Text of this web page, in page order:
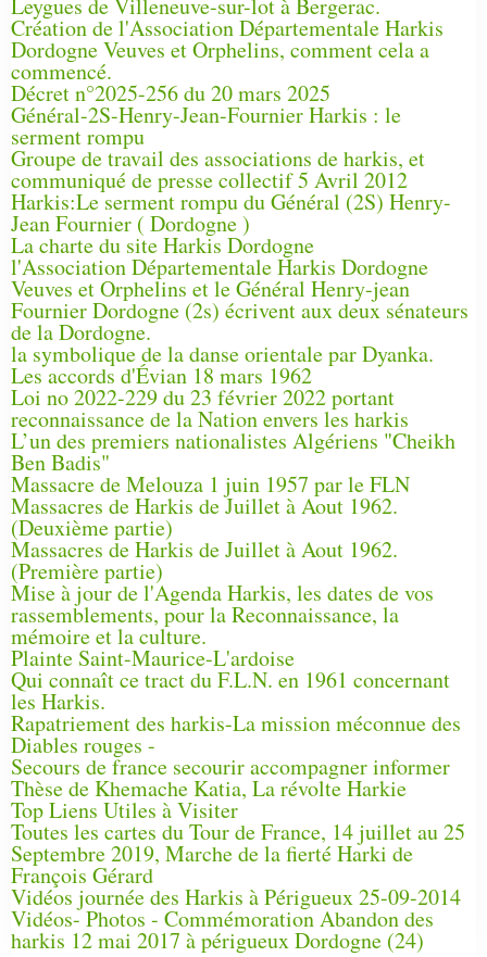
Leygues de Villeneuve-sur-lot à Bergerac.
Création de l'Association Départementale Harkis
Dordogne Veuves et Orphelins, comment cela a
commencé.
Décret n°2025-256 du 20 mars 2025
Général-2S-Henry-Jean-Fournier Harkis : le
serment rompu
Groupe de travail des associations de harkis, et
communiqué de presse collectif 5 Avril 2012
Harkis:Le serment rompu du Général (2S) Henry-
Jean Fournier ( Dordogne )
La charte du site Harkis Dordogne
l'Association Départementale Harkis Dordogne
Veuves et Orphelins et le Général Henry-jean
Fournier Dordogne (2s) écrivent aux deux sénateurs
de la Dordogne.
la symbolique de la danse orientale par Dyanka.
Les accords d'Évian 18 mars 1962
Loi no 2022-229 du 23 février 2022 portant
reconnaissance de la Nation envers les harkis
L’un des premiers nationalistes Algériens "Cheikh
Ben Badis"
Massacre de Melouza 1 juin 1957 par le FLN
Massacres de Harkis de Juillet à Aout 1962.
(Deuxième partie)
Massacres de Harkis de Juillet à Aout 1962.
(Première partie)
Mise à jour de l'Agenda Harkis, les dates de vos
rassemblements, pour la Reconnaissance, la
mémoire et la culture.
Plainte Saint-Maurice-L'ardoise
Qui connaît ce tract du F.L.N. en 1961 concernant
les Harkis.
Rapatriement des harkis-La mission méconnue des
Diables rouges -
Secours de france secourir accompagner informer
Thèse de Khemache Katia, La révolte Harkie
Top Liens Utiles à Visiter
Toutes les cartes du Tour de France, 14 juillet au 25
Septembre 2019, Marche de la fierté Harki de
François Gérard
Vidéos journée des Harkis à Périgueux 25-09-2014
Vidéos- Photos - Commémoration Abandon des
harkis 12 mai 2017 à périgueux Dordogne (24)